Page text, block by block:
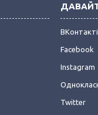
ВКонтакті
Facebook
Instagram
Twitter